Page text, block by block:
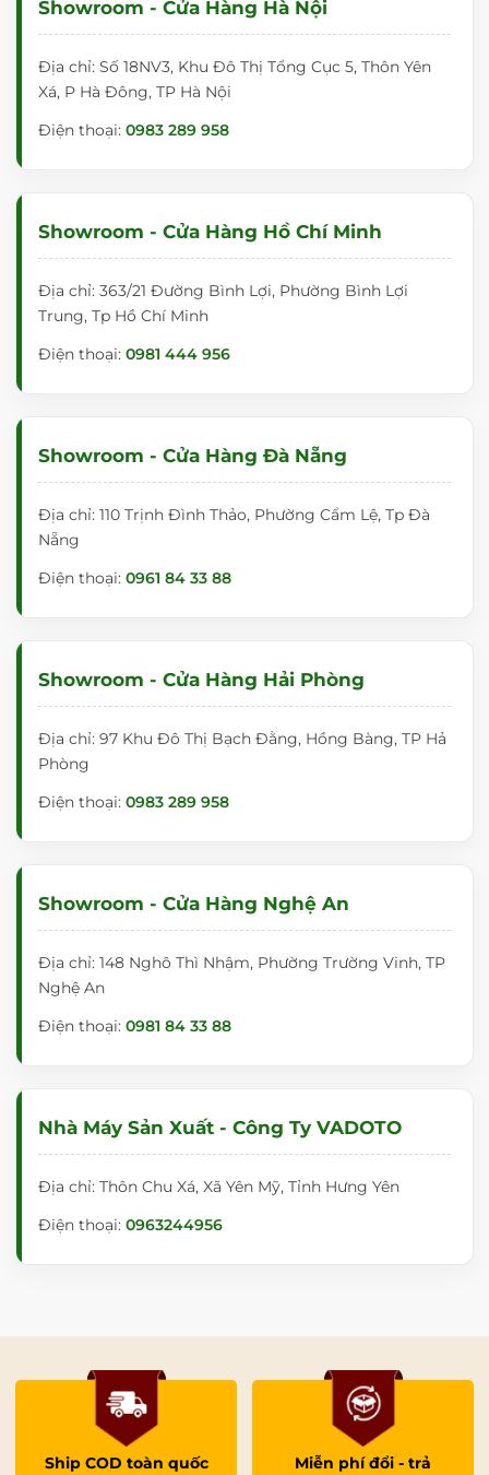
Showroom - Cửa Hàng Hà Nội
Địa chỉ: Số 18NV3, Khu Đô Thị Tổng Cục 5, Thôn Yên
Xá, P Hà Đông, TP Hà Nội
Điện thoại: 0983 289 958
Showroom - Cửa Hàng Hồ Chí Minh
Địa chỉ: 363/21 Đường Bình Lợi, Phường Bình Lợi
Trung, Tp Hồ Chí Minh
Điện thoại: 0981 444 956
Showroom - Cửa Hàng Đà Nẵng
Địa chỉ: 110 Trịnh Đình Thảo, Phường Cẩm Lệ, Tp Đà
Nẵng
Điện thoại: 0961 84 33 88
Showroom - Cửa Hàng Hải Phòng
Địa chỉ: 97 Khu Đô Thị Bạch Đằng, Hồng Bàng, TP Hả
Phòng
Điện thoại: 0983 289 958
Showroom - Cửa Hàng Nghệ An
Địa chỉ: 148 Nghô Thì Nhậm, Phường Trường Vinh, TP
Nghệ An
Điện thoại: 0981 84 33 88
Nhà Máy Sản Xuất - Công Ty VADOTO
Địa chỉ: Thôn Chu Xá, Xã Yên Mỹ, Tỉnh Hưng Yên
Điện thoại: 0963244956
Ship COD toàn quốc Miễn phí đổi - trả